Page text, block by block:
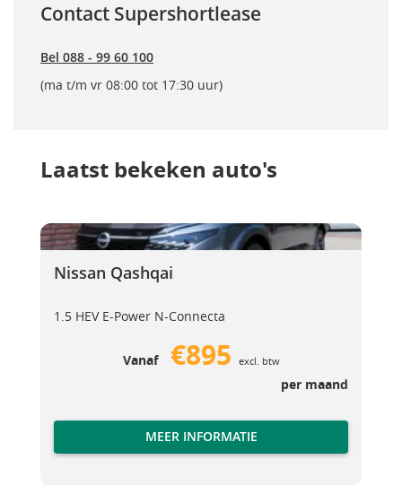
Contact Supershortlease
Bel 088 - 99 60 100
(ma t/m vr 08:00 tot 17:30 uur)
Laatst bekeken auto's
Nissan Qashqai
Nissan Qashqai
Nissan Qashqai
1.5 HEV E-Power N-Connecta
Vanaf €895 excl. btw
per maand
MEER INFORMATIE